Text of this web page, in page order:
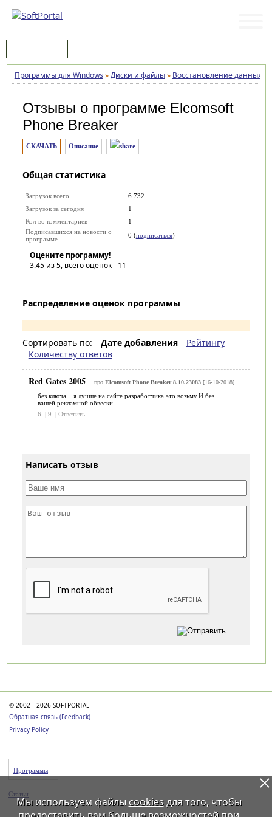
Программы для Windows »Диски и файлы» Восстановление данных
Отзывы о программе Elcomsoft
Phone Breaker
СКАЧАТЬ Описание
Общая статистика
Загрузок всего
6 732
Загрузок за сегодня
1
Кол-во комментариев
1
Подписавшихся на новости о
программе
0 (подписаться)
Оцените программу!
3.45из 5, всего оценок - 11
Распределение оценок программы
Сортировать по: Дате добавления
Рейтингу
Количеству ответов
Red Gates 2005 про Elcomsoft Phone Breaker 8.10.23083[16-10-2018]
без ключа... я лучше на сайте разработчика это возьму.И без
вашей рекламной обвески
6
| 9 | Ответить
Написать отзыв
© 2002—2026 SOFTPORTAL
Обратная связь (Feedback)
Privacy Policy
Программы
Статьи
Мы используем файлы cookiesдля того, чтобы